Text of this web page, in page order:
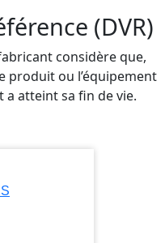
(DVR)
considère que,
produit ou l’équipement
a atteint sa fin de vie.